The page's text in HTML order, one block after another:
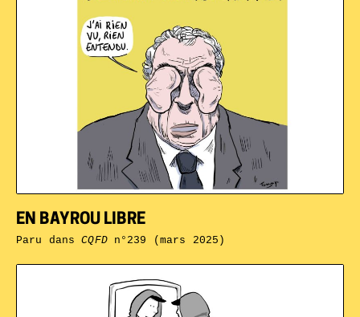
EN BAYROU LIBRE
Paru dansCQFDn°239 (mars 2025)